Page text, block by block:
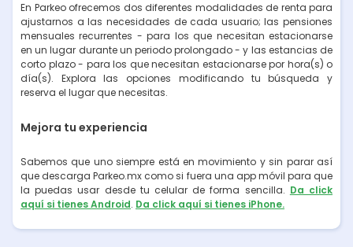
En Parkeo ofrecemos dos diferentes modalidades de renta para
ajustarnos a las necesidades de cada usuario; las pensiones
mensuales recurrentes - para los que necesitan estacionarse
en un lugar durante un periodo prolongado - y las estancias de
corto plazo - para los que necesitan estacionarse por hora(s) o
día(s). Explora las opciones modificando tu búsqueda y
reserva el lugar que necesitas.
Mejora tu experiencia
Sabemos que uno siempre está en movimiento y sin parar así
que descarga Parkeo.mx como si fuera una app móvil para que
la puedas usar desde tu celular de forma sencilla. Da click
aquí si tienes Android. Da click aquí si tienes iPhone.